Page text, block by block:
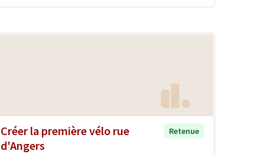
Créer la première vélo rue
d'Angers
Retenue